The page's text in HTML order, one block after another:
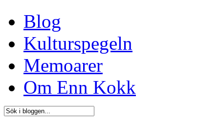
Blog
Kulturspegeln
Memoarer
Om Enn Kokk